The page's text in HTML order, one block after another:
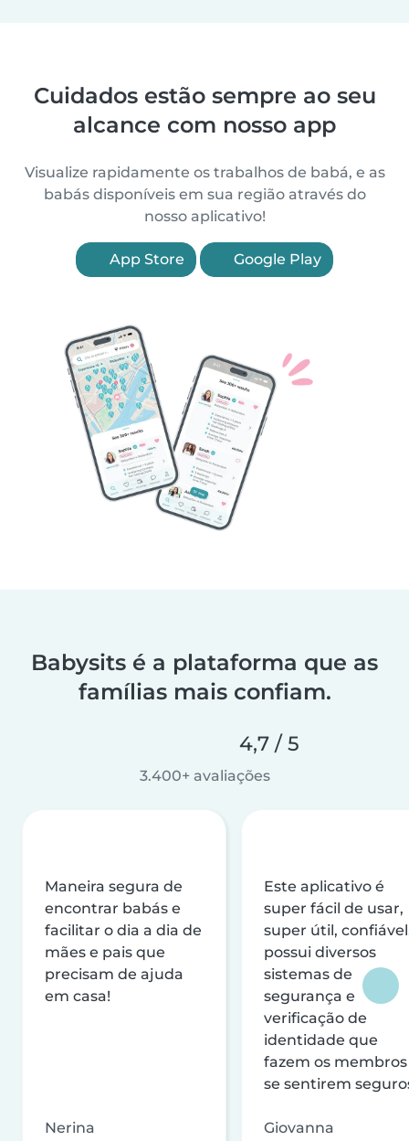
Cuidados estão sempre ao seu
alcance com nosso app
Visualize rapidamente os trabalhos de babá, e as
babás disponíveis em sua região através do
nosso aplicativo!
App Store Google Play
Babysits é a plataforma que as
famílias mais confiam.
4,7 / 5
3.400+ avaliações
Maneira segura de
encontrar babás e
facilitar o dia a dia de
mães e pais que
precisam de ajuda
em casa!
Nerina
Este aplicativo é
super fácil de usar,
super útil,
possui diversos
sistemas de
segurança e
verificação de
identidade que
fazem os membros
se sentirem
Giovanna